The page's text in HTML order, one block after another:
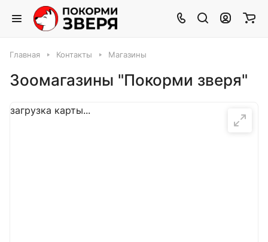
Главная Контакты Магазины
Зоомагазины "Покорми зверя"
загрузка карты...